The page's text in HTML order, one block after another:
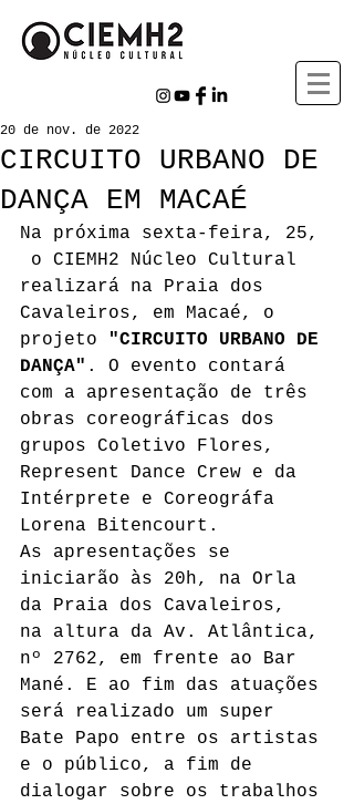
CIRCUITO URBANO DE
DANÇA EM MACAÉ
20 de nov. de 2022
Na próxima sexta-feira, 25,
o CIEMH2 Núcleo Cultural
realizará na Praia dos
Cavaleiros, em Macaé, o
projeto
"CIRCUITO URBANO DE
DANÇA" . O evento contará
com a apresentação de três
obras coreográficas dos
grupos Coletivo Flores,
Represent Dance Crew e da
Intérprete e Coreográfa
Lorena Bitencourt.
As apresentações se
iniciarão às 20h, na Orla
da Praia dos Cavaleiros,
na altura da Av. Atlântica,
nº 2762, em frente ao Bar
Mané. E ao fim das atuações
será realizado um super
Bate Papo entre os artistas
e o público, a fim de
dialogar sobre os trabalhos